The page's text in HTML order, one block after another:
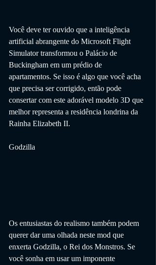
Você deve ter ouvido que a inteligência
artificial abrangente do Microsoft Flight
Simulator transformou o Palácio de
Buckingham em um prédio de
apartamentos. Se isso é algo que você acha
que precisa ser corrigido, então pode
consertar com este adorável modelo 3D que
melhor representa a residência londrina da
Rainha Elizabeth II.
Godzilla
Os entusiastas do realismo também podem
querer dar uma olhada neste mod que
enxerta Godzilla, o Rei dos Monstros. Se
você sonha em usar um imponente